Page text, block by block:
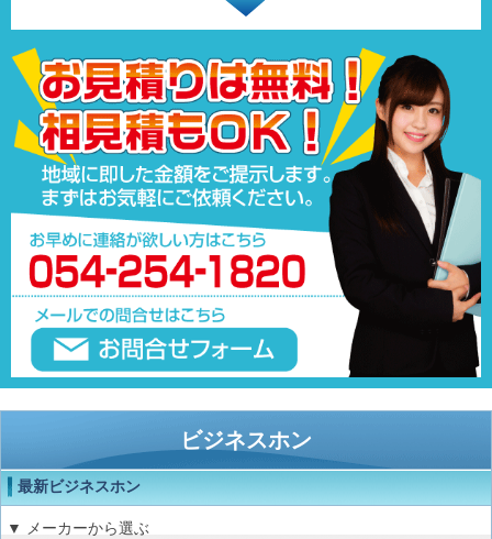
ビジネスホン
最新ビジネスホン
▼ メーカーから選ぶ